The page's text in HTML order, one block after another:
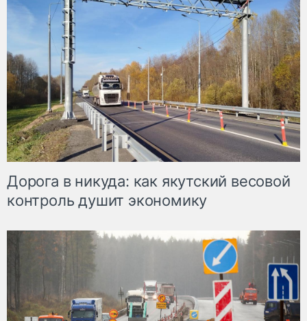
Дорога в никуда: как якутский весовой
контроль душит экономику